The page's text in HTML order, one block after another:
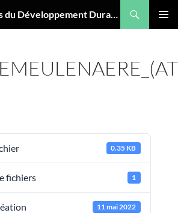
Approches Critiques du Développement Durable
0.35 KB
fichiers 1
11 mai 2022